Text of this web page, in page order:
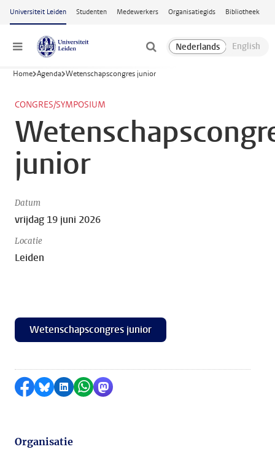
Ga naar hoofdinhoud
Universiteit Leiden Studenten Medewerkers Organisatiegids Bibliotheek
Menu
Home Agenda Wetenschapscongres junior
CONGRES/SYMPOSIUM
junior
Datum
vrijdag 19 juni 2026
Locatie
Leiden
Wetenschapscongres junior
Delen op Facebook
Delen via Bluesky
Delen op LinkedIn
Delen via WhatsApp
Delen via Mastodon
Organisatie